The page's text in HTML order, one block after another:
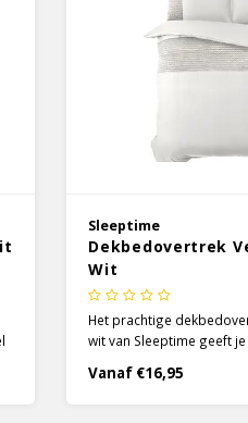
Sleeptime
Dekbedovertrek
Wit
Het prachtige
wit van Sleeptime geeft
het dekbedovertrek voegt
warme en rustige
Vanaf €16,95